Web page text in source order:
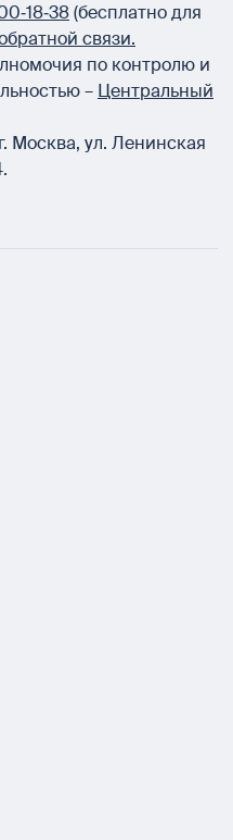
(бесплатно для
связи.
по контролю и
– Центральный
г. Москва, ул. Ленинская